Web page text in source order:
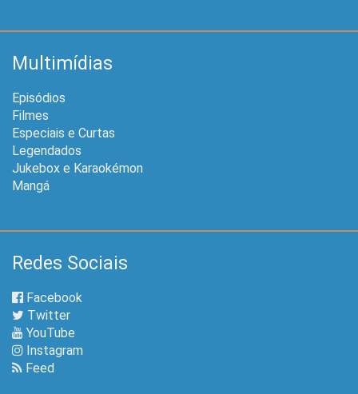
Multimídias
Episódios
Filmes
Especiais e Curtas
Legendados
Jukebox e Karaokémon
Mangá
Redes Sociais
Facebook
Twitter
YouTube
Instagram
Feed